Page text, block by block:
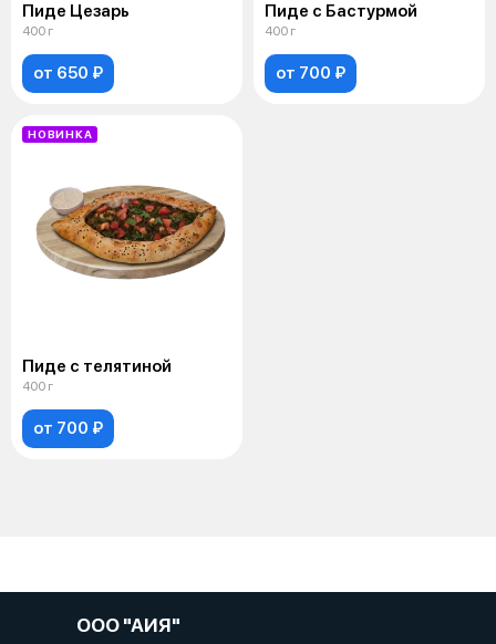
Пиде Цезарь
400 г
от 650 ₽
Пиде с Бастурмой
400 г
от 700 ₽
НОВИНКА
Пиде с телятиной
400 г
от 700 ₽
ООО "АИЯ"